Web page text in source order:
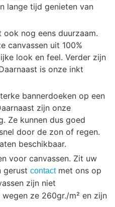
lange tijd genieten van
nog eens duurzaam.
canvassen uit 100%
look en feel. Verder zijn
is onze inkt
bannerdoeken op een
zijn onze
Ze kunnen dus goed
door de zon of regen.
beschikbaar.
voor canvassen. Zit uw
gerust contactmet ons op
zijn niet
ze 260gr./m² en zijn